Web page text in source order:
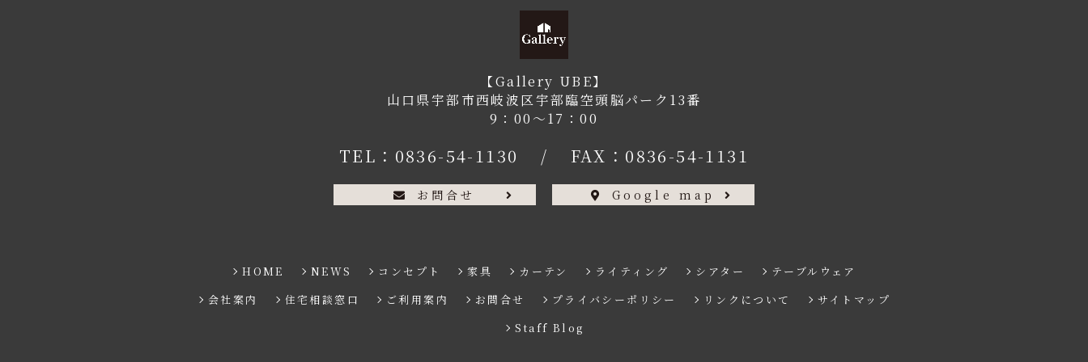
【Gallery UBE】
山口県宇部市西岐波区宇部臨空頭脳パーク13番
9：00〜17：00
TEL： 0836-54-1130 / FAX：0836-54-1131
お問合せ Google map
HOME NEWS コンセプト 家具 カーテン ライティング シアター
テーブルウェア
会社案内
住宅相談窓口 ご利用案内 お問合せ プライバシーポリシー リンクについて
サイトマップ
Staff Blog